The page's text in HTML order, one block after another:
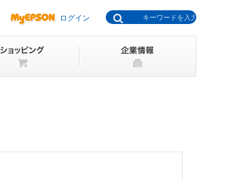
ログイン